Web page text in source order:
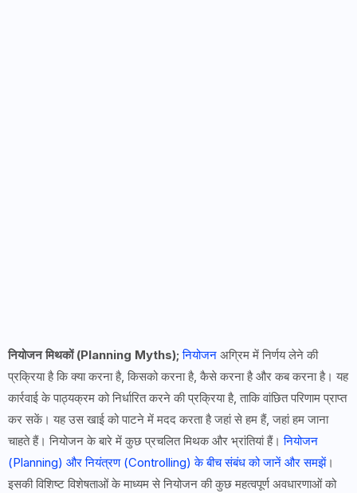
नियोजन मिथकों (Planning Myths);नियोजन अग्रिम में निर्णय लेने की
प्रक्रिया है कि क्या करना है, किसको करना है, कैसे करना है और कब करना है। यह
कार्रवाई के पाठ्यक्रम को निर्धारित करने की प्रक्रिया है, ताकि वांछित परिणाम प्राप्त
कर सकें। यह उस खाई को पाटने में मदद करता है जहां से हम हैं, जहां हम जाना
चाहते हैं। नियोजन के बारे में कुछ प्रचलित मिथक और भ्रांतियां हैं।नियोजन
(Planning) और नियंत्रण (Controlling) के बीच संबंध को जानें और समझें।
इसकी विशिष्ट विशेषताओं के माध्यम से नियोजन की कुछ महत्वपूर्ण अवधारणाओं को